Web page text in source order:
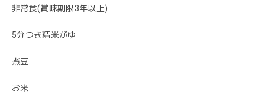
非常食(賞味期限3年以上)
5分つき精米がゆ
煮豆
お米